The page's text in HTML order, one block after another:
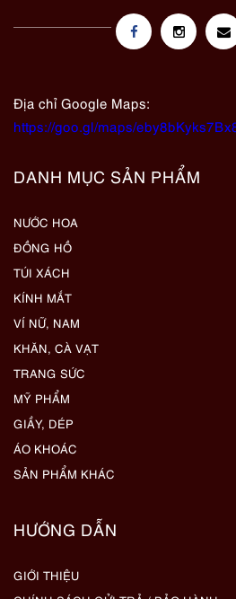
Địa chỉ Google Maps:
https://goo.gl/maps/
DANH MỤC SẢN PHẨM
NƯỚC HOA
ĐỒNG HỒ
TÚI XÁCH
KÍNH MẮT
VÍ NỮ, NAM
KHĂN, CÀ VẠT
TRANG SỨC
MỸ PHẨM
GIẦY, DÉP
ÁO KHOÁC
SẢN PHẨM KHÁC
HƯỚNG DẪN
GIỚI THIỆU